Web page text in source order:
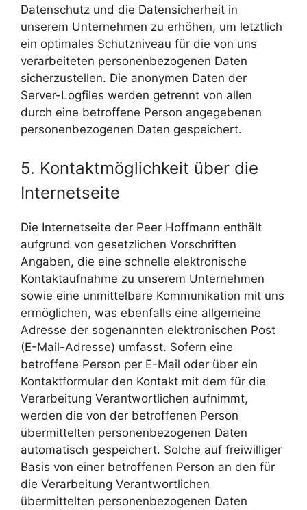
Datenschutz und die Datensicherheit in
unserem Unternehmen zu erhöhen, um letztlich
ein optimales Schutzniveau für die von uns
verarbeiteten personenbezogenen Daten
sicherzustellen. Die anonymen Daten der
Server-Logfiles werden getrennt von allen
durch eine betroffene Person angegebenen
personenbezogenen Daten gespeichert.
5. Kontaktmöglichkeit über die
Internetseite
Die Internetseite der Peer Hoffmann enthält
aufgrund von gesetzlichen Vorschriften
Angaben, die eine schnelle elektronische
Kontaktaufnahme zu unserem Unternehmen
sowie eine unmittelbare Kommunikation mit uns
ermöglichen, was ebenfalls eine allgemeine
Adresse der sogenannten elektronischen Post
(E-Mail-Adresse) umfasst. Sofern eine
betroffene Person per E-Mail oder über ein
Kontaktformular den Kontakt mit dem für die
Verarbeitung Verantwortlichen aufnimmt,
werden die von der betroffenen Person
übermittelten personenbezogenen Daten
automatisch gespeichert. Solche auf freiwilliger
Basis von einer betroffenen Person an den für
die Verarbeitung Verantwortlichen
übermittelten personenbezogenen Daten